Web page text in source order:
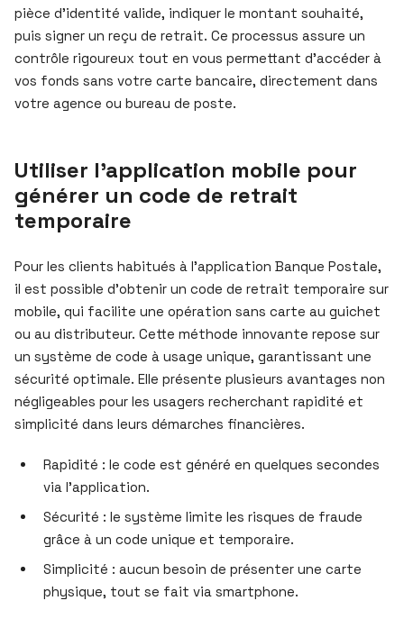
pièce d’identité valide, indiquer le montant souhaité,
puis signer un reçu de retrait. Ce processus assure un
contrôle rigoureux tout en vous permettant d’accéder à
vos fonds sans votre carte bancaire, directement dans
votre agence ou bureau de poste.
Utiliser l’application mobile pour
générer un code de retrait
temporaire
Pour les clients habitués à l’application Banque Postale,
il est possible d’obtenir un code de retrait temporaire sur
mobile, qui facilite une opération sans carte au guichet
ou au distributeur. Cette méthode innovante repose sur
un système de code à usage unique, garantissant une
sécurité optimale. Elle présente plusieurs avantages non
négligeables pour les usagers recherchant rapidité et
simplicité dans leurs démarches financières.
Rapidité : le code est généré en quelques secondes
via l’application.
Sécurité : le système limite les risques de fraude
grâce à un code unique et temporaire.
Simplicité : aucun besoin de présenter une carte
physique, tout se fait via smartphone.